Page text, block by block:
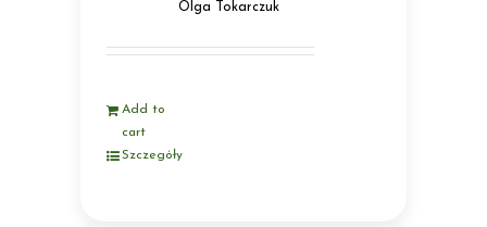
Olga Tokarczuk
Add to
cart
Szczegóły